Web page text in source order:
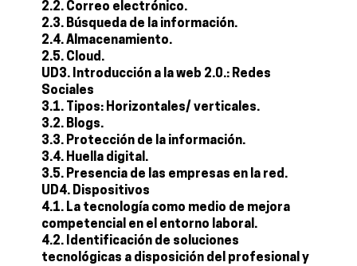
2.2. Correo electrónico.
2.3. Búsqueda de la información.
2.4. Almacenamiento.
2.5. Cloud.
UD3. Introducción a la web 2.0.: Redes
Sociales
3.1. Tipos: Horizontales/ verticales.
3.2. Blogs.
3.3. Protección de la información.
3.4. Huella digital.
3.5. Presencia de las empresas en la red.
UD4. Dispositivos
4.1. La tecnología como medio de mejora
competencial en el entorno laboral.
4.2. Identificación de soluciones
tecnológicas a disposición del profesional y